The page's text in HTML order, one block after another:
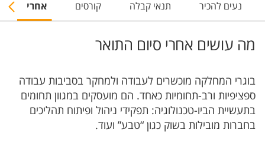
נעים להכיר תנאי קבלה קורסים אחרי
מה עושים אחרי סיום התואר
​בוגרי המחלקה מוכשרים לעבודה ולמחקר בסביבות עבודה
ספציפיות ורב-תחומיות כאחד. הם מועסקים במגוון תחומים
בתעשיית הביו-טכנולוגיה: תפקידי ניהול ופיתוח תהליכים
בחברות מובילות בשוק כגון “טבע” ועוד.​​